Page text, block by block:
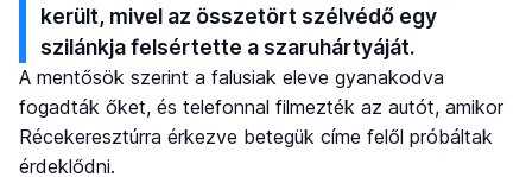
került, mivel az összetört szélvédő egy
szilánkja felsértette a szaruhártyáját.
A mentősök szerint a falusiak eleve gyanakodva
fogadták őket, és telefonnal filmezték az autót, amikor
Récekeresztúrra érkezve betegük címe felől próbáltak
érdeklődni.